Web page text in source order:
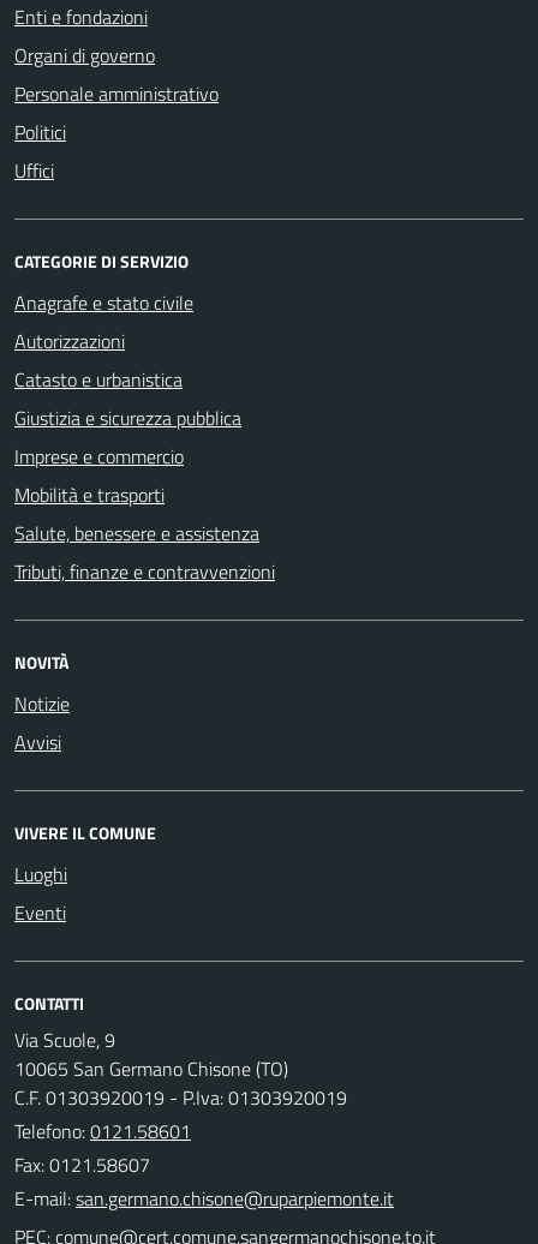
Enti e fondazioni
Organi di governo
Personale amministrativo
Politici
Uffici
CATEGORIE DI SERVIZIO
Anagrafe e stato civile
Autorizzazioni
Catasto e urbanistica
Giustizia e sicurezza pubblica
Imprese e commercio
Mobilità e trasporti
Salute, benessere e assistenza
Tributi, finanze e contravvenzioni
NOVITÀ
Notizie
Avvisi
VIVERE IL COMUNE
Luoghi
Eventi
CONTATTI
Via Scuole, 9
10065 San Germano Chisone (TO)
C.F. 01303920019 - P.Iva: 01303920019
Telefono:0121.58601
Fax: 0121.58607
E-mail:
PEC: